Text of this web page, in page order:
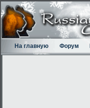
На главную Форум